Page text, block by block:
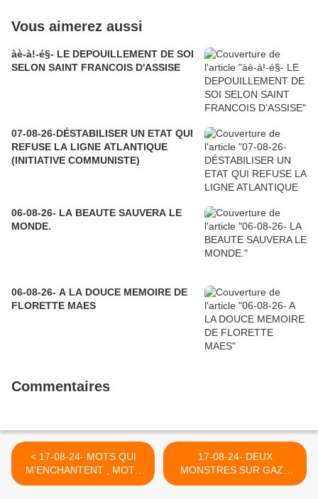
Vous aimerez aussi
àè-à!-é§- LE DEPOUILLEMENT DE SOI
SELON SAINT FRANCOIS D'ASSISE
07-08-26-DÉSTABILISER UN ETAT QUI
REFUSE LA LIGNE ATLANTIQUE
(INITIATIVE COMMUNISTE)
06-08-26- LA BEAUTE SAUVERA LE
MONDE.
06-08-26- A LA DOUCE MEMOIRE DE
FLORETTE MAES
Commentaires
< 17-08-24- MOTS QUI
M'ENCHANTENT , MOTS
QUI ME FACHENT !
17-08-24- DEUX
MONSTRES SUR GAZA
(DJAMEL LABIDI- LE